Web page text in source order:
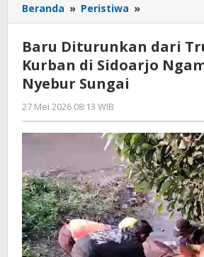
Beranda » Peristiwa »
Diturunkan
dari
Truk,
Sapi
hingga
Nyebur
Sungai
Baru Diturunkan dari
Kurban di Sidoarjo
Nyebur Sungai
27 Mei 2026 08:13 WIB
Andika
DP